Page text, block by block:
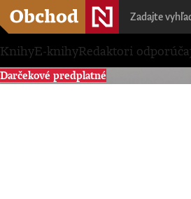
KnihyE-knihyRedaktori
Darčekové predplatné